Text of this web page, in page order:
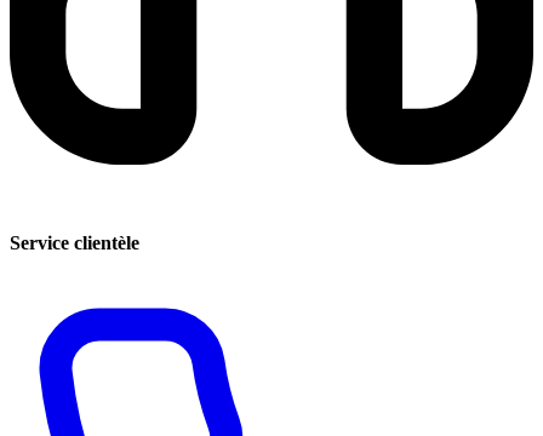
Service clientèle